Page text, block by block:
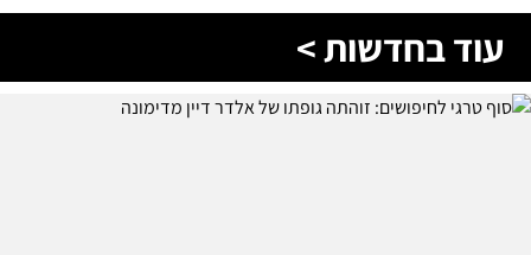
עוד בחדשות >